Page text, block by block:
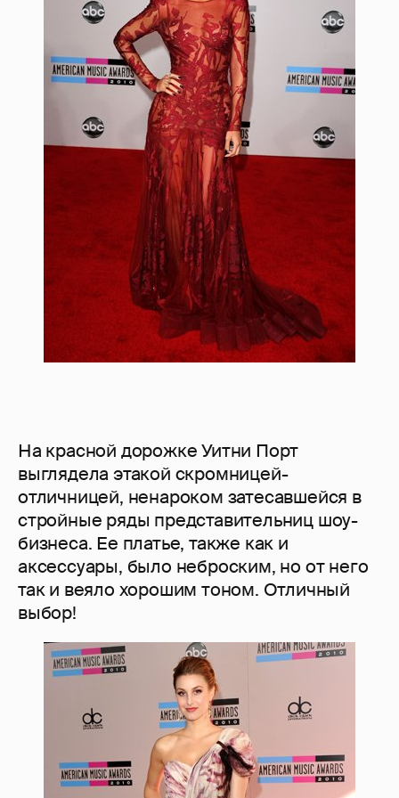
На красной дорожке Уитни Порт
выглядела этакой скромницей-
отличницей, ненароком затесавшейся в
стройные ряды представительниц шоу-
бизнеса. Ее платье, также как и
аксессуары, было неброским, но от него
так и веяло хорошим тоном. Отличный
выбор!